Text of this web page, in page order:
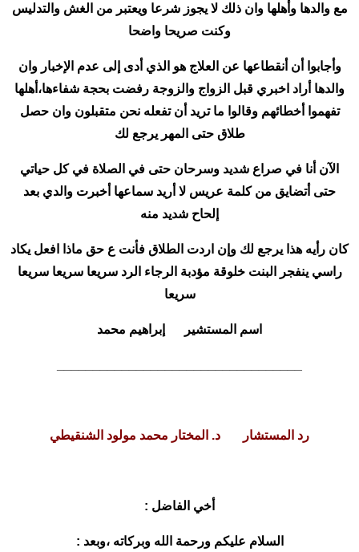
مع والدها وأهلها وان ذلك لا يجوز شرعا ويعتبر من الغش والتدليس
وكنت صريحا واضحا
وأجابوا أن أنقطاعها عن العلاج هو الذي أدى إلى عدم الإخبار وان
والدها أراد اخبري قبل الزواج والزوجة رفضت بحجة شفاءها،أهلها
تفهموا أخطائهم وقالوا ما تريد أن تفعله نحن متقبلون وان حصل
طلاق حتى المهر يرجع لك
الآن أنا في صراع شديد وسرحان حتى في الصلاة في كل حياتي
حتى أتضايق من كلمة عريس لا أريد سماعها أخبرت والدي بعد
إلحاح شديد منه
كان رأيه هذا يرجع لك وإن اردت الطلاق فأنت ع حق ماذا افعل يكاد
راسي ينفجر البنت خلوقة مؤدبة الرجاء الرد سريعا سريعا سريعا
سريعا
اسم المستشير إبراهيم محمد
رد المستشار د. المختار محمد مولود الشنقيطي
أخي الفاضل :
السلام عليكم ورحمة الله وبركاته ،وبعد :